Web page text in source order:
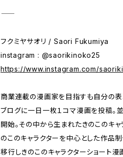
―――――
フクミヤサオリ / Saori Fukumiya
instagram : @saorikinoko25
https://www.instagram.com/
商業連載の漫画家を目指すも自分の
ブログに一日一枚１コマ漫画を投稿。
開始。その中から生まれたきのこのキ
のこのキャラクターを中心とした作
移行しきのこのキャラクターショート